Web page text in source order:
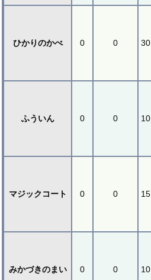
ひかりのかべ 0 0 30
ふういん 0 0 10
マジックコート 0 0 15
みかづきのまい 0 0 10